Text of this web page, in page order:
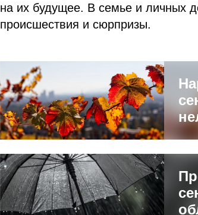
на их будущее. В семье и личных
происшествия и сюрпризы.